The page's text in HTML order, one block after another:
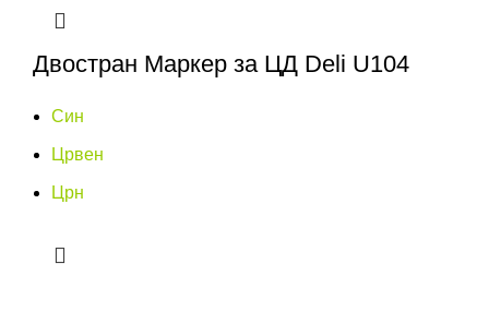
Двостран Маркер за ЦД Deli U104
Син
Црвен
Црн